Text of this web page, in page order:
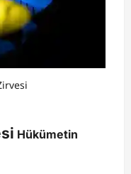
Hükümetin